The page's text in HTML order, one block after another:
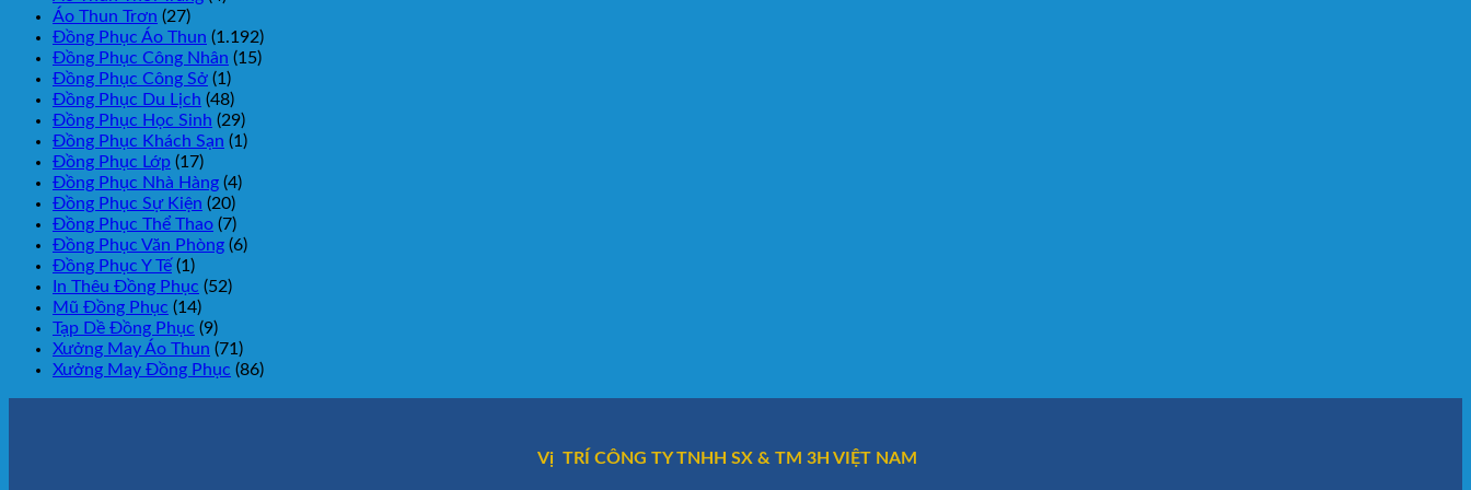
Áo Thun Trơn (27)
Đồng Phục Áo Thun (1.192)
Đồng Phục Công Nhân (15)
Đồng Phục Công Sở (1)
Đồng Phục Du Lịch (48)
Đồng Phục Học Sinh (29)
Đồng Phục Khách Sạn (1)
Đồng Phục Lớp (17)
Đồng Phục Nhà Hàng (4)
Đồng Phục Sự Kiện (20)
Đồng Phục Thể Thao (7)
Đồng Phục Văn Phòng (6)
Đồng Phục Y Tế (1)
In Thêu Đồng Phục (52)
Mũ Đồng Phục (14)
Tạp Dề Đồng Phục (9)
Xưởng May Áo Thun (71)
Xưởng May Đồng Phục (86)
Vị TRÍ CÔNG TY TNHH SX & TM 3H VIỆT NAM